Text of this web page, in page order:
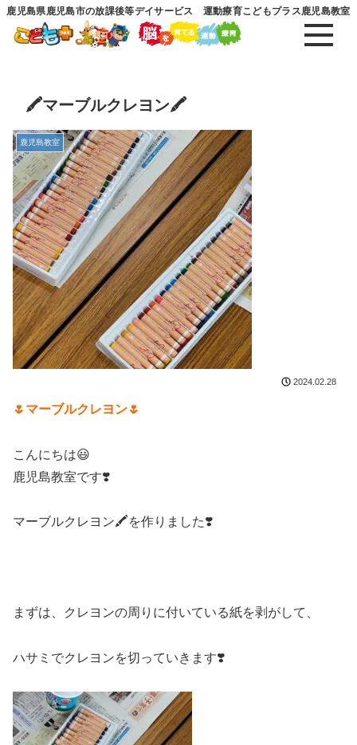
鹿児島県鹿児島市の放課後等デイサービス 運動療育こどもプラス鹿児島教室
🖍️マーブルクレヨン🖍️
鹿児島教室
2024.02.28
🌷マーブルクレヨン🌷
こんにちは😃
鹿児島教室です❣️
マーブルクレヨン🖍️を作りました❣️
まずは、クレヨンの周りに付いている紙を剥がして、
ハサミでクレヨンを切っていきます❣️